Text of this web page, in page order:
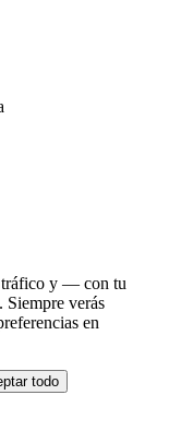
tráfico y — con tu
verás
en
todo